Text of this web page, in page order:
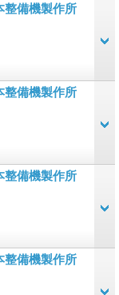
備機製作所
備機製作所
備機製作所
備機製作所